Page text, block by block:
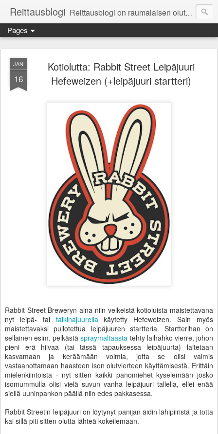
Reittausblogi Reittausblogi on raumalaisen olutharrastajan blogi. Reittaus (rating) tarkoittaa asioiden arvioimista. Reittausblogissa paneudutaan panemisen lopputuotteisiin eli arvioidaan oluita, puolueettomasti.
Pages
JAN
16
Kotiolutta: Rabbit Street Leipäjuuri
Hefeweizen (+leipäjuuri startteri)
Rabbit Street Breweryn aina niin veikeistä kotioluista maistettavana
nyt leipä- tai taikinajuurellakäytetty Hefeweizen. Sain myös
maistettavaksi pullotettua leipäjuuren startteria. Startterihan on
sellainen esim. pelkästäspraymaltaasta tehty laihahko vierre, johon
pieni erä hiivaa (tai tässä tapauksessa leipäjuurta) laitetaan
kasvamaan ja keräämään voimia, jotta se olisi valmis
vastaanottamaan haasteen ison olutvierteen käyttämisestä. Erittäin
mielenkiintoista - nyt sitten kaikki panomiehet kyselemään josko
isomummulla olisi vielä suvun vanha leipäjuuri tallella, ellei enää
siellä uuninpankon päällä niin edes pakkasessa.
Rabbit Streetin leipäjuuri on löytynyt panijan äidin lähipiiristä ja totta
kai sillä piti sitten olutta lähteä kokeilemaan.